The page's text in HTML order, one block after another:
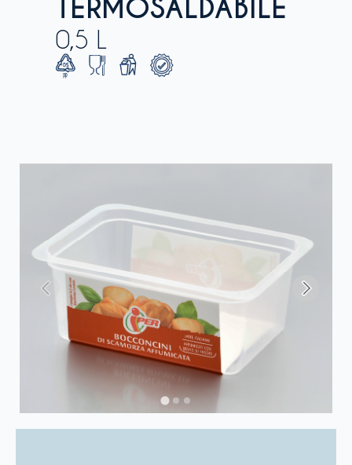
TERMOSALDABILE
0,5 L